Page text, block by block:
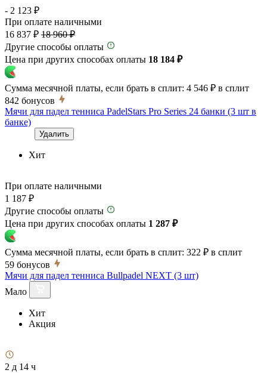
- 2 123 ₽
При оплате наличными
16 837 ₽ 18 960 ₽
Другие способы оплаты
Цена при других способах оплаты 18 184 ₽
Сумма месячной платы, если брать в сплит: 4 546 ₽ в сплит
842 бонусов
Мячи для падел тенниса PadelStars Pro Series 24 банки (3 шт в
банке)
Удалить
Хит
При оплате наличными
1 187 ₽
Другие способы оплаты
Цена при других способах оплаты 1 287 ₽
Сумма месячной платы, если брать в сплит: 322 ₽ в сплит
59 бонусов
Мячи для падел тенниса Bullpadel NEXT (3 шт)
Мало
Хит
Акция
2 д 14 ч